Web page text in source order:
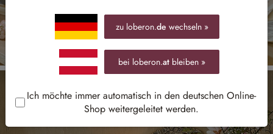
zu loberon.de wechseln »
bei loberon.at bleiben »
Ich möchte immer automatisch in den deutschen Online-
Shop weitergeleitet werden.